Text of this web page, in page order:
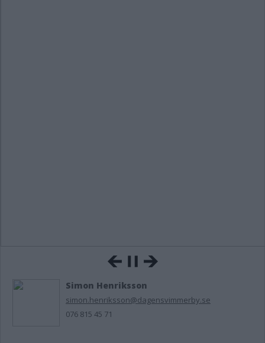
Simon Henriksson
simon.henriksson@dagensvimmerby.se
076 815 45 71